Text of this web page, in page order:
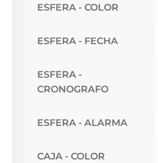
ESFERA - COLOR
ESFERA - FECHA
ESFERA -
CRONOGRAFO
ESFERA - ALARMA
CAJA - COLOR